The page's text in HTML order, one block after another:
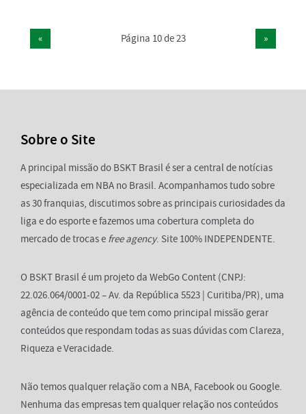
Página 10 de 23
« »
Sobre o Site
A principal missão do BSKT Brasil é ser a central de notícias
especializada em NBA no Brasil. Acompanhamos tudo sobre
as 30 franquias, discutimos sobre as principais curiosidades da
liga e do esporte e fazemos uma cobertura completa do
mercado de trocas e free agency. Site 100% INDEPENDENTE.
O BSKT Brasil é um projeto da WebGo Content (CNPJ:
22.026.064/0001-02 – Av. da República 5523 | Curitiba/PR), uma
agência de conteúdo que tem como principal missão gerar
conteúdos que respondam todas as suas dúvidas com Clareza,
Riqueza e Veracidade.
Não temos qualquer relação com a NBA, Facebook ou Google.
Nenhuma das empresas tem qualquer relação nos conteúdos